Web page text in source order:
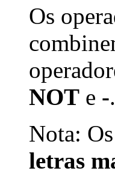
Os
NOT e -.
Nota:
letras